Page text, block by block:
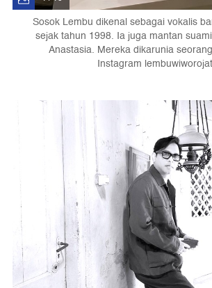
Sosok Lembu dikenal sebagai vokalis
sejak tahun 1998. Ia juga mantan
Anastasia. Mereka dikarunia
Instagram